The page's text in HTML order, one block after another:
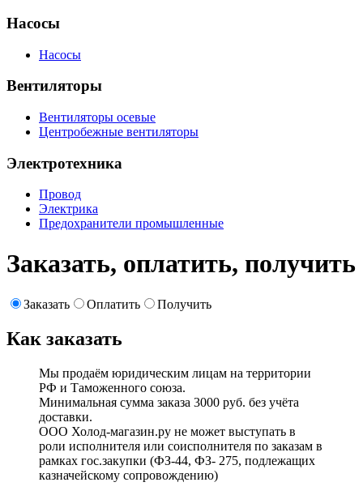
Насосы
Насосы
Вентиляторы
Вентиляторы осевые
Центробежные вентиляторы
Электротехника
Провод
Электрика
Предохранители промышленные
Заказать, оплатить, получить
Заказать Оплатить Получить
Как заказать
Мы продаём юридическим лицам на территории
РФ и Таможенного союза.
Минимальная сумма заказа 3000 руб. без учёта
доставки.
ООО Холод-магазин.ру не может выступать в
роли исполнителя или соисполнителя по заказам в
рамках гос.закупки (ФЗ-44, ФЗ- 275, подлежащих
казначейскому сопровождению)